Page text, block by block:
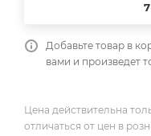
Добавьте товар в
вами и произведет
Цена действительна
отличаться от цен в